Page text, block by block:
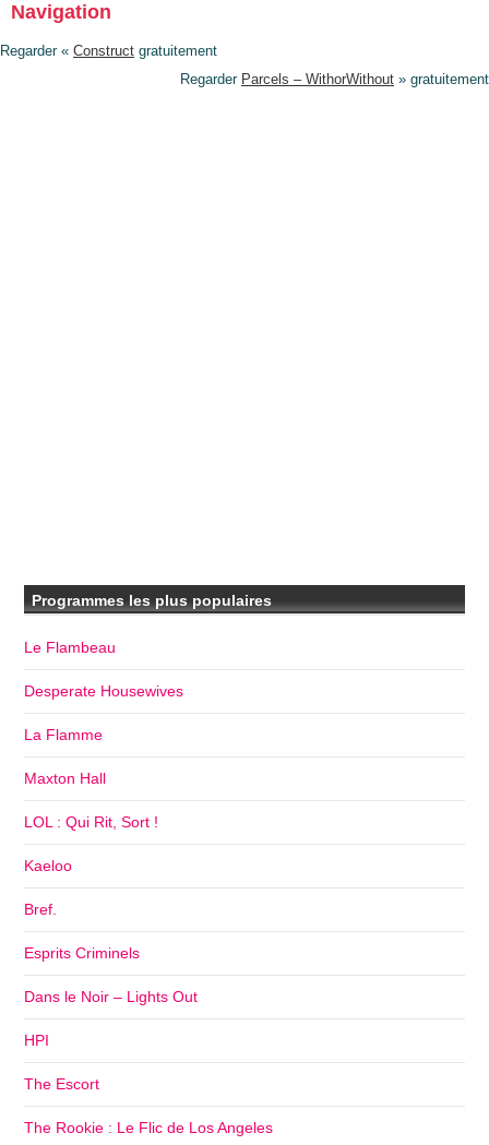
Navigation
Regarder « Construct gratuitement
Regarder Parcels – WithorWithout » gratuitement
Programmes les plus populaires
Le Flambeau
Desperate Housewives
La Flamme
Maxton Hall
LOL : Qui Rit, Sort !
Kaeloo
Bref.
Esprits Criminels
Dans le Noir – Lights Out
HPI
The Escort
The Rookie : Le Flic de Los Angeles